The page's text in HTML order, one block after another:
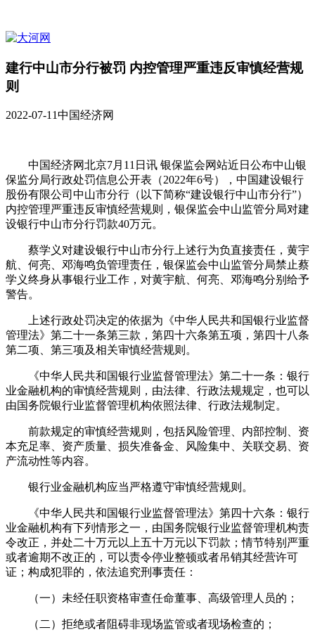
建行中山市分行被罚 内控管理严重违反审慎经营规
则
2022-07-11中国经济网
中国经济网北京7月11日讯 银保监会网站近日公布中山银
保监分局行政处罚信息公开表（2022年6号），中国建设银行
股份有限公司中山市分行（以下简称“建设银行中山市分行”）
内控管理严重违反审慎经营规则，银保监会中山监管分局对建
设银行中山市分行罚款40万元。
蔡学义对建设银行中山市分行上述行为负直接责任，黄宇
航、何亮、邓海鸣负管理责任，银保监会中山监管分局禁止蔡
学义终身从事银行业工作，对黄宇航、何亮、邓海鸣分别给予
警告。
上述行政处罚决定的依据为《中华人民共和国银行业监督
管理法》第二十一条第三款，第四十六条第五项，第四十八条
第二项、第三项及相关审慎经营规则。
《中华人民共和国银行业监督管理法》第二十一条：银行
业金融机构的审慎经营规则，由法律、行政法规规定，也可以
由国务院银行业监督管理机构依照法律、行政法规制定。
前款规定的审慎经营规则，包括风险管理、内部控制、资
本充足率、资产质量、损失准备金、风险集中、关联交易、资
产流动性等内容。
银行业金融机构应当严格遵守审慎经营规则。
《中华人民共和国银行业监督管理法》第四十六条：银行
业金融机构有下列情形之一，由国务院银行业监督管理机构责
令改正，并处二十万元以上五十万元以下罚款；情节特别严重
或者逾期不改正的，可以责令停业整顿或者吊销其经营许可
证；构成犯罪的，依法追究刑事责任：
（一）未经任职资格审查任命董事、高级管理人员的；
（二）拒绝或者阻碍非现场监管或者现场检查的；